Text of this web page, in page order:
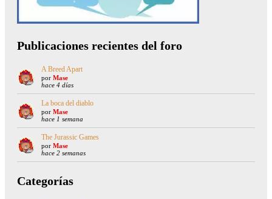
Publicaciones recientes del foro
A Breed Apart
por Mase
hace 4 días
La boca del diablo
por Mase
hace 1 semana
The Jurassic Games
por Mase
hace 2 semanas
Categorías